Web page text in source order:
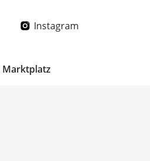
Instagram
Marktplatz